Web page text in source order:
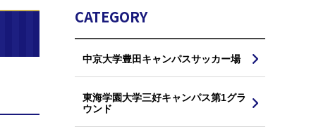
CATEGORY
中京大学豊田キャンパスサッカー場
東海学園大学三好キャンパス第1グラ
ウンド